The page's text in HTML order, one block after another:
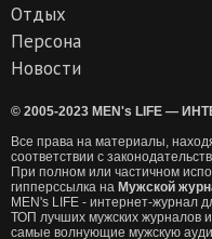
Отдых
Персона
Новости
© 2005-2023 MEN's LIFE —
Все права на материалы,
соответствии с
При полном или частичном
гипперссылка на Мужской
MEN's LIFE - интернет-журнал
ТОП лучших мужских журналов
самые волнующие мужскую